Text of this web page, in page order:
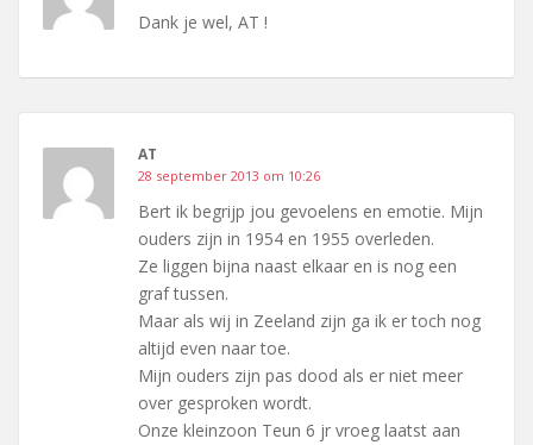
Dank je wel, AT !
AT
28 september 2013 om 10:26
Bert ik begrijp jou gevoelens en emotie. Mijn
ouders zijn in 1954 en 1955 overleden.
Ze liggen bijna naast elkaar en is nog een
graf tussen.
Maar als wij in Zeeland zijn ga ik er toch nog
altijd even naar toe.
Mijn ouders zijn pas dood als er niet meer
over gesproken wordt.
Onze kleinzoon Teun 6 jr vroeg laatst aan